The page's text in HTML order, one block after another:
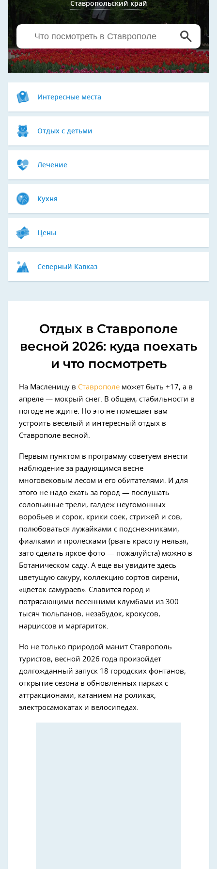
Ставропольский край
Интересные места
Отдых с детьми
Лечение
Кухня
Цены
Северный Кавказ
Отдых в Ставрополе
весной 2026: куда поехать
и что посмотреть
На Масленицу в Ставрополе может быть +17, а в
апреле — мокрый снег. В общем, стабильности в
погоде не ждите. Но это не помешает вам
устроить веселый и интересный отдых в
Ставрополе весной.
Первым пунктом в программу советуем внести
наблюдение за радующимся весне
многовековым лесом и его обитателями. И для
этого не надо ехать за город — послушать
соловьиные трели, галдеж неугомонных
воробьев и сорок, крики соек, стрижей и сов,
полюбоваться лужайками с подснежниками,
фиалками и пролесками (рвать красоту нельзя,
зато сделать яркое фото — пожалуйста) можно в
Ботаническом саду. А еще вы увидите здесь
цветущую сакуру, коллекцию сортов сирени,
«цветок самураев». Славится город и
потрясающими весенними клумбами из 300
тысяч тюльпанов, незабудок, крокусов,
нарциссов и маргариток.
Но не только природой манит Ставрополь
туристов, весной 2026 года произойдет
долгожданный запуск 18 городских фонтанов,
открытие сезона в обновленных парках с
аттракционами, катанием на роликах,
электросамокатах и велосипедах.